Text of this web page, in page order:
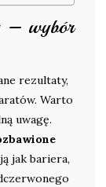
– wybór
rezultaty,
Warto
uwagę.
jak bariera,